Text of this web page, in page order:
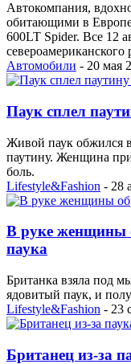
Автокомпания,
обитающими в
600LT Spider. Все 12
североамериканского
Автомобили - 20 мая
Паук сплел
Живой паук обжился
паутину. Женщина
боль.
Lifestyle&Fashion - 28
В руке женщины
паука
Британка взяла под
ядовитый паук, и
Lifestyle&Fashion - 23
Британец из-за